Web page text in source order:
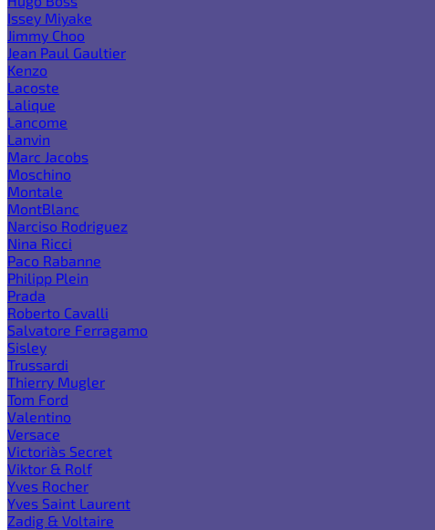
Issey Miyake
Jimmy Choo
Jean Paul Gaultier
Kenzo
Lacoste
Lalique
Lancome
Lanvin
Marc Jacobs
Moschino
Montale
MontBlanc
Narciso Rodriguez
Nina Ricci
Paco Rabanne
Philipp Plein
Prada
Roberto Cavalli
Salvatore Ferragamo
Sisley
Trussardi
Thierry Mugler
Tom Ford
Valentino
Versace
Victoria`s Secret
Viktor & Rolf
Yves Rocher
Yves Saint Laurent
Zadig & Voltaire